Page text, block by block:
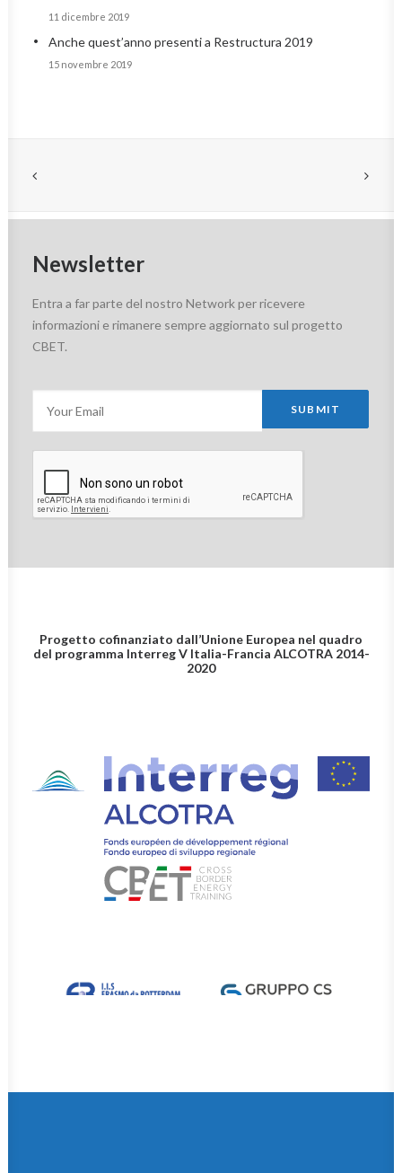
11 dicembre 2019
Anche quest’anno presenti a Restructura 2019
15 novembre 2019
Newsletter
Entra a far parte del nostro Network per ricevere
informazioni e rimanere sempre aggiornato sul progetto
CBET.
Progetto cofinanziato dall’Unione Europea nel quadro
del programma Interreg V Italia-Francia ALCOTRA 2014-
2020